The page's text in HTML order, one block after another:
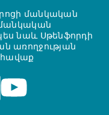
մանկական
մանկական
նաև Սթենֆորդի
առողջության